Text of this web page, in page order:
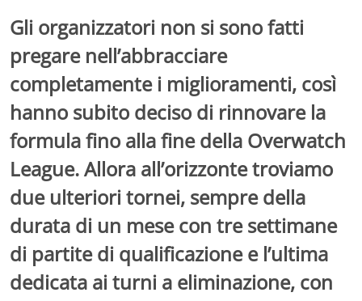
Gli organizzatori non si sono fatti
pregare nell’abbracciare
completamente i miglioramenti, così
hanno subito deciso di rinnovare la
formula fino alla fine della Overwatch
League. Allora all’orizzonte troviamo
due ulteriori tornei, sempre della
durata di un mese con tre settimane
di partite di qualificazione e l’ultima
dedicata ai turni a eliminazione, con